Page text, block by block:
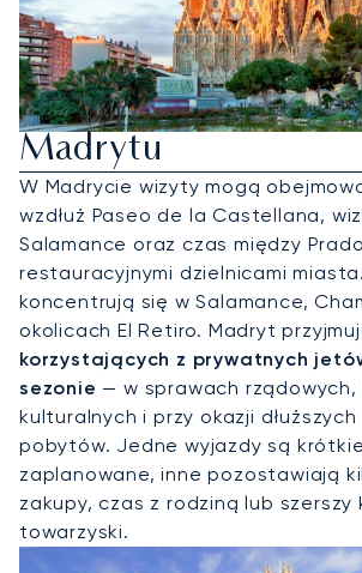
Wynajmij Jet
Madrytu
W Madrycie wizyty mogą
wzdłuż Paseo de la Castellana,
Salamance oraz czas między
restauracyjnymi dzielnicami
koncentrują się w Salamance,
okolicach El Retiro. Madryt
korzystających z prywatnych
sezonie — w sprawach rządowych,
kulturalnych i przy okazji
pobytów. Jedne wyjazdy są
zaplanowane, inne pozostawiają
zakupy, czas z rodziną lub szerszy
towarzyski.